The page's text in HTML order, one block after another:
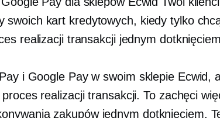
swoich kart kredytowych, kiedy tylko
realizacji transakcji jednym
i Google Pay w swoim sklepie Ecwid,
realizacji transakcji. To zachęci
zakupów jednym dotknięciem.